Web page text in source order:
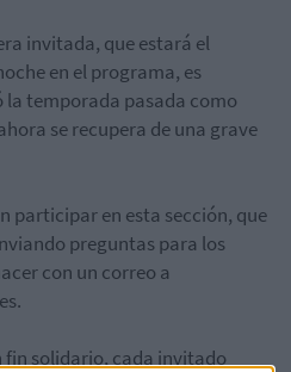
invitada, que estará el
en el programa, es
la temporada pasada como
se recupera de una grave
participar en esta sección, que
preguntas para los
con un correo a
.
fin solidario, cada invitado